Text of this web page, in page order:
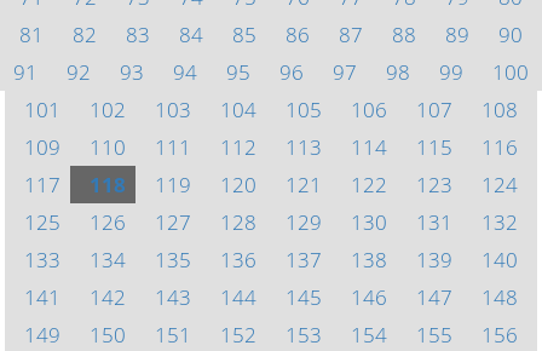
81
82 83 84 85 86 87 88 89
90
91
92 93 94 95 96 97 98 99
100
101
102 103 104 105 106 107
108
109
110 111 112 113 114 115
116
117
118 119 120 121 122 123
124
125
126 127 128 129 130 131
132
133
134 135 136 137 138 139
140
141
142 143 144 145 146 147
148
149
150 151 152 153 154 155
156